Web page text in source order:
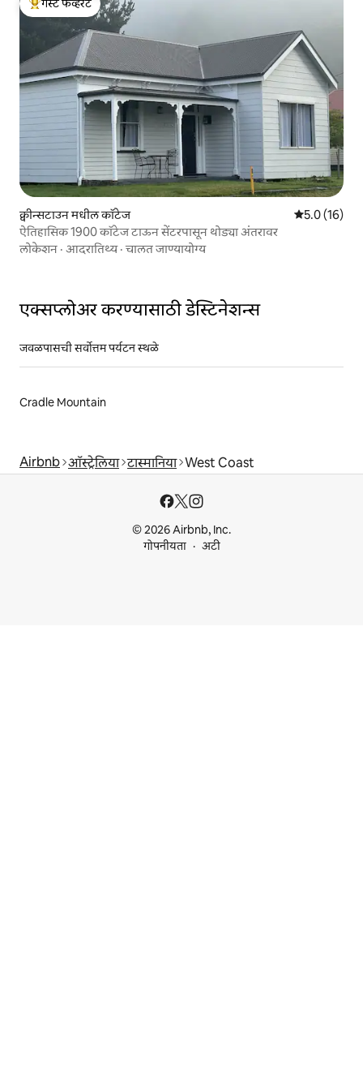
टॉप गेस्ट फेव्हरेट
गेस्ट फेव्हरेट
क्वीन्सटाउन मधील कॉटेज 5 पैकी 5.0
5.0 (16)
ऐतिहासिक 1900 कॉटेज टाऊन सेंटरपासून थोड्या अंतरावर
लोकेशन · आदरातिथ्य·चालत जाण्यायोग्य
एक्सप्लोअर करण्यासाठी डेस्टिनेशन्स
जवळपासची सर्वोत्तम पर्यटन स्थळे
Cradle Mountain
Airbnb ऑस्ट्रेलिया टास्मानिया West Coast
© 2026 Airbnb, Inc.
गोपनीयता
अटी